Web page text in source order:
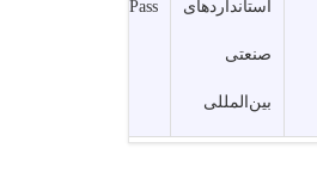
استانداردهای
صنعتی
بین‌المللی
Pass یا Fail